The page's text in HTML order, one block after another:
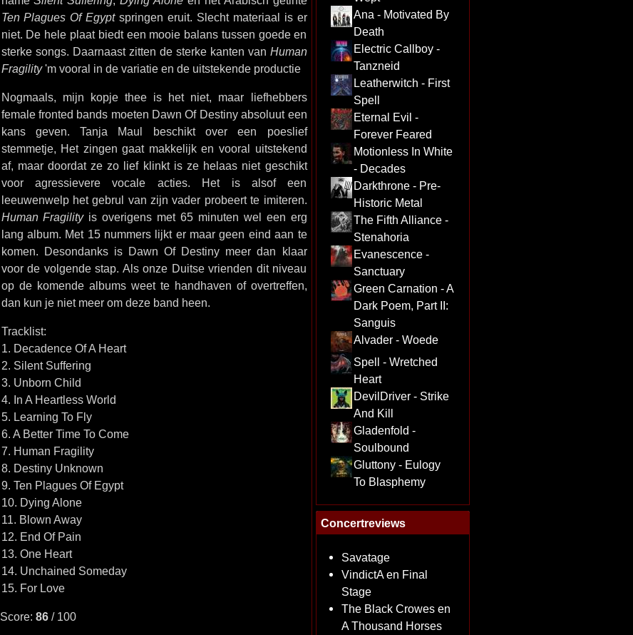
Ten Plagues Of Egyptspringen eruit. Slecht materiaal is er
niet. De hele plaat biedt een mooie balans tussen goede en
sterke songs. Daarnaast zitten de sterke kanten van Human
Fragility'm vooral in de variatie en de uitstekende productie
Nogmaals, mijn kopje thee is het niet, maar liefhebbers
female fronted bands moeten Dawn Of Destiny absoluut een
kans geven. Tanja Maul beschikt over een poeslief
stemmetje, Het zingen gaat makkelijk en vooral uitstekend
af, maar doordat ze zo lief klinkt is ze helaas niet geschikt
voor agressievere vocale acties. Het is alsof een
leeuwenwelp het gebrul van zijn vader probeert te imiteren.
Human Fragilityis overigens met 65 minuten wel een erg
lang album. Met 15 nummers lijkt er maar geen eind aan te
komen. Desondanks is Dawn Of Destiny meer dan klaar
voor de volgende stap. Als onze Duitse vrienden dit niveau
op de komende albums weet te handhaven of overtreffen,
dan kun je niet meer om deze band heen.
Tracklist:
1. Decadence Of A Heart
2. Silent Suffering
3. Unborn Child
4. In A Heartless World
5. Learning To Fly
6. A Better Time To Come
7. Human Fragility
8. Destiny Unknown
9. Ten Plagues Of Egypt
10. Dying Alone
11. Blown Away
12. End Of Pain
13. One Heart
14. Unchained Someday
15. For Love
Score: 86/ 100
Ana - Motivated By
Death
Electric Callboy -
Tanzneid
Leatherwitch - First
Spell
Eternal Evil -
Forever Feared
Motionless In White
- Decades
Darkthrone - Pre-
Historic Metal
The Fifth Alliance -
Stenahoria
Evanescence -
Sanctuary
Green Carnation - A
Dark Poem, Part II:
Sanguis
Alvader - Woede
Spell - Wretched
Heart
DevilDriver - Strike
And Kill
Gladenfold -
Soulbound
Gluttony - Eulogy
To Blasphemy
Concertreviews
Savatage
VindictA en Final
Stage
The Black Crowes en
A Thousand Horses